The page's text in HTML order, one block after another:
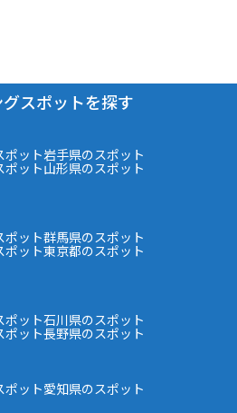
スポットを探す
ポット岩手県のスポット
ポット山形県のスポット
ポット群馬県のスポット
ポット東京都のスポット
ポット石川県のスポット
ポット長野県のスポット
ポット愛知県のスポット